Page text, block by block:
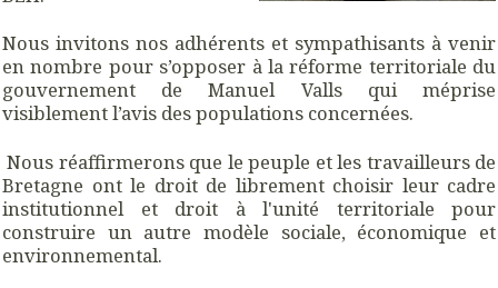
Nous invitons nos adhérents et sympathisants à venir
en nombre pour s’opposer à la réforme territoriale du
gouvernement de Manuel Valls qui méprise
visiblement l’avis des populations concernées.
Nous réaffirmerons que le peuple et les travailleurs de
Bretagne ont le droit de librement choisir leur cadre
institutionnel et droit à l'unité territoriale pour
construire un autre modèle sociale, économique et
environnemental.